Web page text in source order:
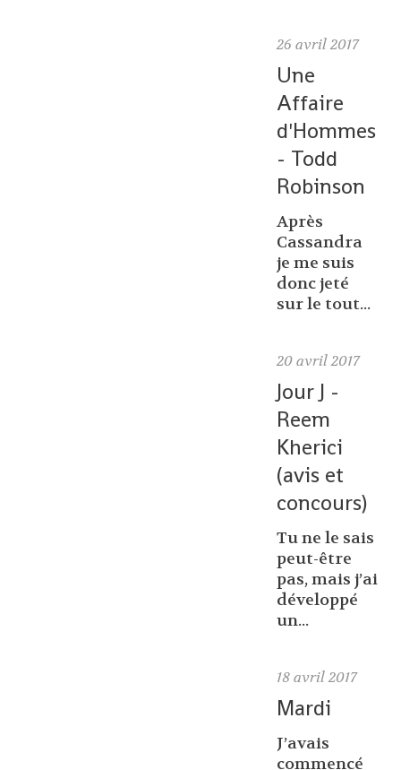
26 avril 2017
Une
Affaire
d'Hommes
- Todd
Robinson
Après
Cassandra
je me suis
donc jeté
sur le tout...
20 avril 2017
Jour J -
Reem
Kherici
(avis et
concours)
Tu ne le sais
peut-être
pas, mais j’ai
développé
un...
18 avril 2017
Mardi
J’avais
commencé